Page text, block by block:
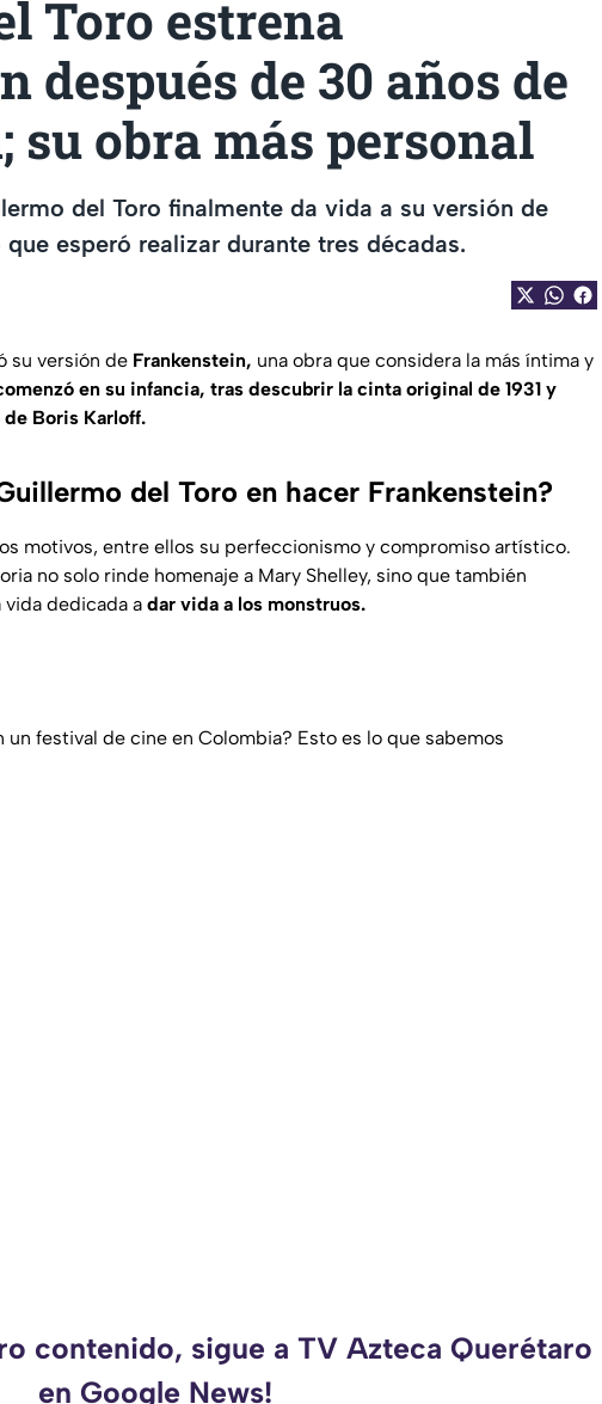
Toro estrena
después de 30 años de
su obra más personal
del Toro finalmente da vida a su versión de
esperó realizar durante tres décadas.
su versión de Frankenstein, una obra que considera la más íntima y
en su infancia, tras descubrir la cinta original de 1931 y
Boris Karloff.
del Toro en hacer Frankenstein?
motivos, entre ellos su perfeccionismo y compromiso artístico.
no solo rinde homenaje a Mary Shelley, sino que también
dedicada a dar vida a los monstruos.
festival de cine en Colombia? Esto es lo que sabemos
contenido, sigue a TV Azteca Querétaro
en Google News!